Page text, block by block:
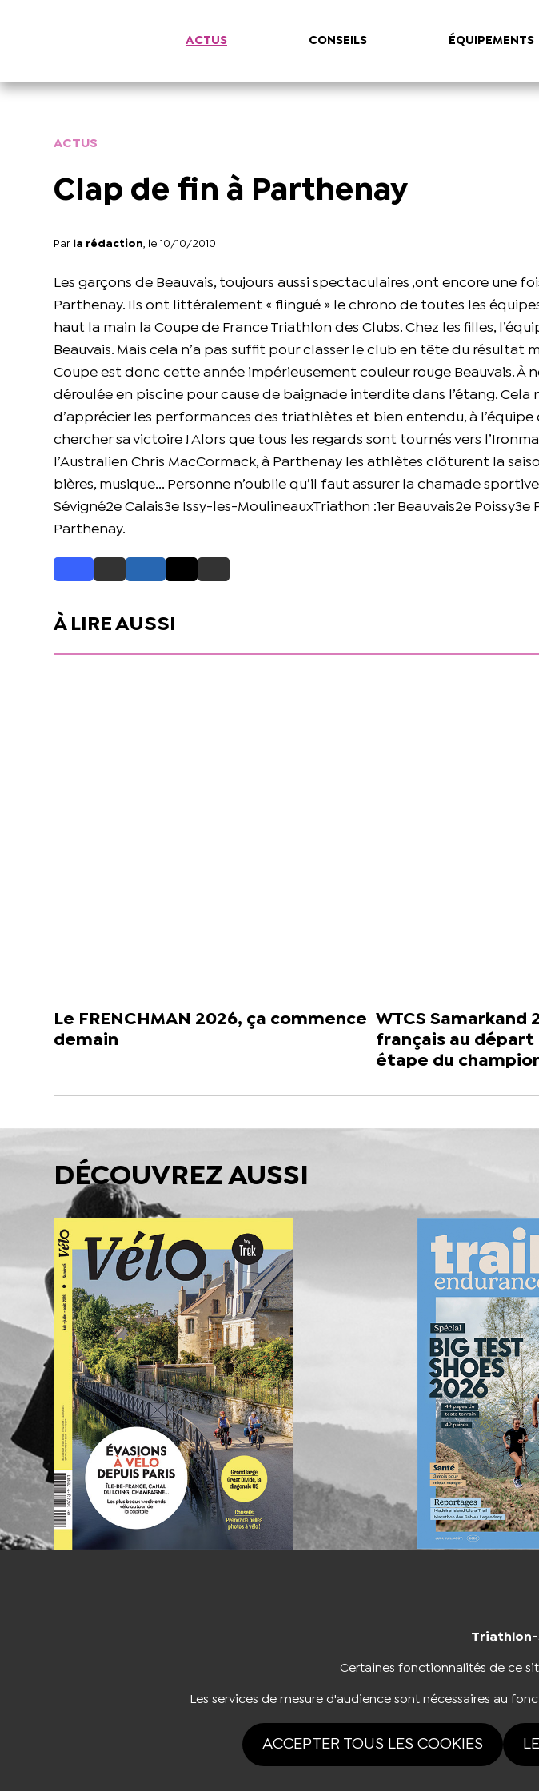
Certaines fonctionnalités de ce
Les services de mesure d'audience sont nécessaires au
ACCEPTER TOUS LES COOKIES
ACTUS CONSEILS ÉQUIPEMENTS
ACTUS
Clap de fin à Parthenay
Par la rédaction , le 10/10/2010
Les garçons de Beauvais, toujours aussi spectaculaires ,ont encore une
Parthenay. Ils ont littéralement « flingué » le chrono de toutes les
haut la main la Coupe de France Triathlon des Clubs. Chez les filles,
Beauvais. Mais cela n’a pas suffit pour classer le club en tête du résultat
Coupe est donc cette année impérieusement couleur rouge Beauvais. À
déroulée en piscine pour cause de baignade interdite dans l’étang. Cela
d’apprécier les performances des triathlètes et bien entendu, à l’équipe
chercher sa victoire ! Alors que tous les regards sont tournés vers
l’Australien Chris MacCormack, à Parthenay les athlètes clôturent la
bières, musique... Personne n’oublie qu’il faut assurer la chamade
Sévigné2e Calais3e Issy-les-MoulineauxTriathon :1er Beauvais2e Poissy3e
Parthenay.
À LIRE AUSSI
Le FRENCHMAN 2026, ça commence
demain
WTCS
français au départ
étape du
DÉCOUVREZ AUSSI